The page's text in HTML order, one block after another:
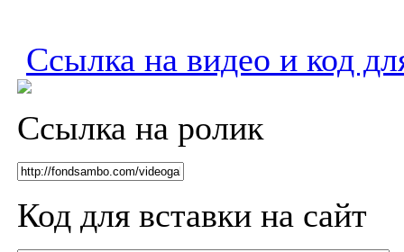
Ссылка на видео и код
Ссылка на ролик
Код для вставки на сайт